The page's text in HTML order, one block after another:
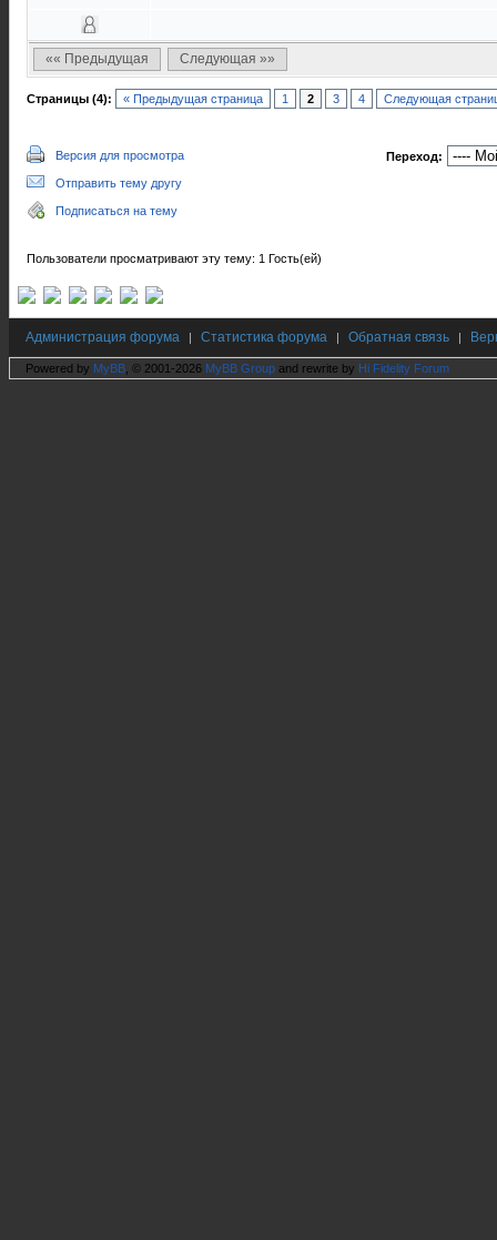
«« Предыдущая Следующая »»
Страницы (4): « Предыдущая страница 1 2 3 4 Следующая
Версия для просмотра
Отправить тему другу
Подписаться на тему
Переход:
Пользователи просматривают эту тему: 1 Гость(ей)
Администрация форума | Статистика форума | Обратная связь |
Powered by MyBB , © 2001-2026 MyBB Group and rewrite by Hi Fidelity Forum